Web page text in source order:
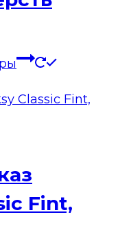
Этот
имеет
на
Fint,